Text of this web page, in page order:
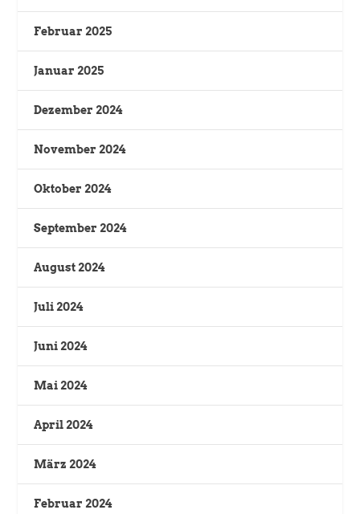
Februar 2025
Januar 2025
Dezember 2024
November 2024
Oktober 2024
September 2024
August 2024
Juli 2024
Juni 2024
Mai 2024
April 2024
März 2024
Februar 2024